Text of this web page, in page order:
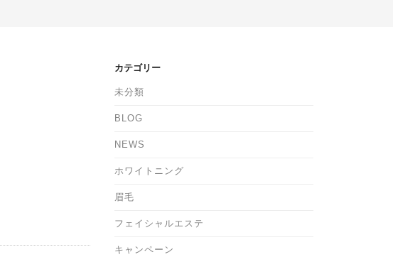
カテゴリー
未分類
BLOG
NEWS
ホワイトニング
眉毛
フェイシャルエステ
キャンペーン